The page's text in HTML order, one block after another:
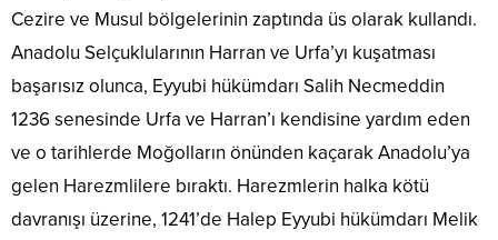
Cezire ve Musul bölgelerinin zaptında üs olarak kullandı.
Anadolu Selçuklularının Harran ve Urfa’yı kuşatması
başarısız olunca, Eyyubi hükümdarı Salih Necmeddin
1236 senesinde Urfa ve Harran’ı kendisine yardım eden
ve o tarihlerde Moğolların önünden kaçarak Anadolu’ya
gelen Harezmlilere bıraktı. Harezmlerin halka kötü
davranışı üzerine, 1241’de Halep Eyyubi hükümdarı Melik